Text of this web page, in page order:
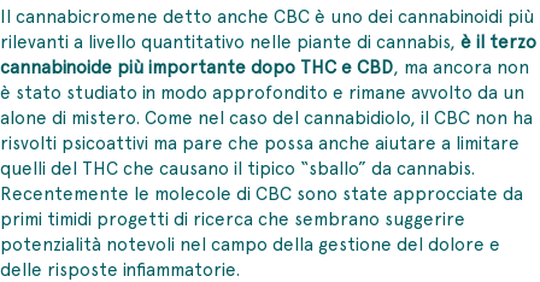
Il cannabicromene detto anche CBC è uno dei cannabinoidi più
rilevanti a livello quantitativo nelle piante di cannabis, è il terzo
cannabinoide più importante dopo THC e CBD, ma ancora non
è stato studiato in modo approfondito e rimane avvolto da un
alone di mistero. Come nel caso del cannabidiolo, il CBC non ha
risvolti psicoattivi ma pare che possa anche aiutare a limitare
quelli del THC che causano il tipico “sballo” da cannabis.
Recentemente le molecole di CBC sono state approcciate da
primi timidi progetti di ricerca che sembrano suggerire
potenzialità notevoli nel campo della gestione del dolore e
delle risposte infiammatorie.